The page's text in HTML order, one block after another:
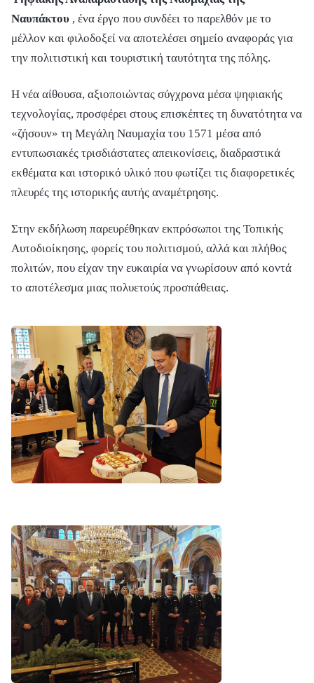
Ναυπάκτου , ένα έργο που συνδέει το παρελθόν με το
μέλλον και φιλοδοξεί να αποτελέσει σημείο αναφοράς για
την πολιτιστική και τουριστική ταυτότητα της πόλης.
Η νέα αίθουσα, αξιοποιώντας σύγχρονα μέσα ψηφιακής
τεχνολογίας, προσφέρει στους επισκέπτες τη δυνατότητα να
«ζήσουν» τη Μεγάλη Ναυμαχία του 1571 μέσα από
εντυπωσιακές τρισδιάστατες απεικονίσεις, διαδραστικά
εκθέματα και ιστορικό υλικό που φωτίζει τις διαφορετικές
πλευρές της ιστορικής αυτής αναμέτρησης.
Στην εκδήλωση παρευρέθηκαν εκπρόσωποι της Τοπικής
Αυτοδιοίκησης, φορείς του πολιτισμού, αλλά και πλήθος
πολιτών, που είχαν την ευκαιρία να γνωρίσουν από κοντά
το αποτέλεσμα μιας πολυετούς προσπάθειας.